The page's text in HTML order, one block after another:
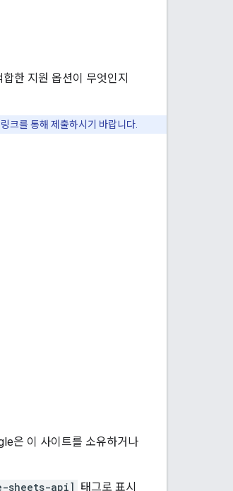
한 지원 옵션이 무엇인지
링크를 통해 제출하시기 바랍니다.
은 이 사이트를 소유하거나
sheets-api] 태그로 표시